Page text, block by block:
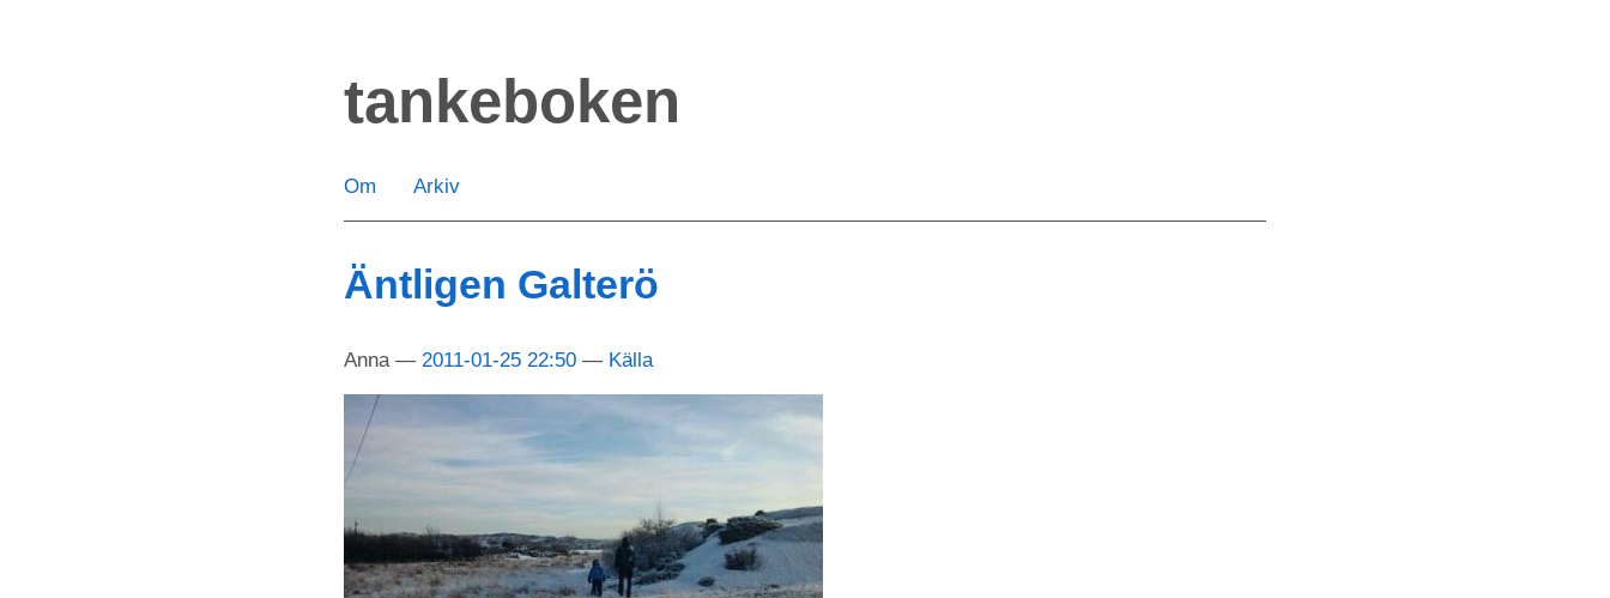
tankeboken
Om Arkiv
Äntligen Galterö
Anna 2011-01-25 22:50 Källa